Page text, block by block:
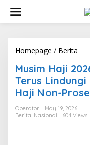
i
Homepage / Berita
s
i
m
H
j
Musim Haji
Terus
Haji Non-
Operator
May 19, 2026
Berita, Nasional 604 Views